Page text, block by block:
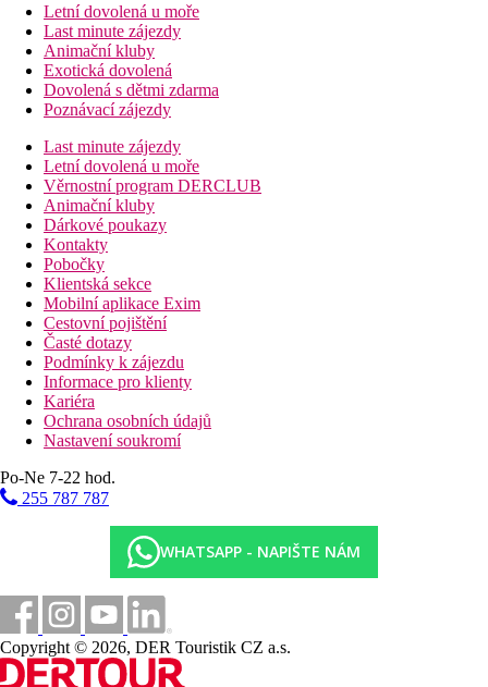
Letní dovolená u moře
Last minute zájezdy
Animační kluby
Exotická dovolená
Dovolená s dětmi zdarma
Poznávací zájezdy
Last minute zájezdy
Letní dovolená u moře
Věrnostní program DERCLUB
Animační kluby
Dárkové poukazy
Kontakty
Pobočky
Klientská sekce
Mobilní aplikace Exim
Cestovní pojištění
Časté dotazy
Podmínky k zájezdu
Informace pro klienty
Kariéra
Ochrana osobních údajů
Nastavení soukromí
Po-Ne 7-22 hod.
255 787 787
WHATSAPP - NAPIŠTE NÁM
Copyright © 2026, DER Touristik CZ a.s.